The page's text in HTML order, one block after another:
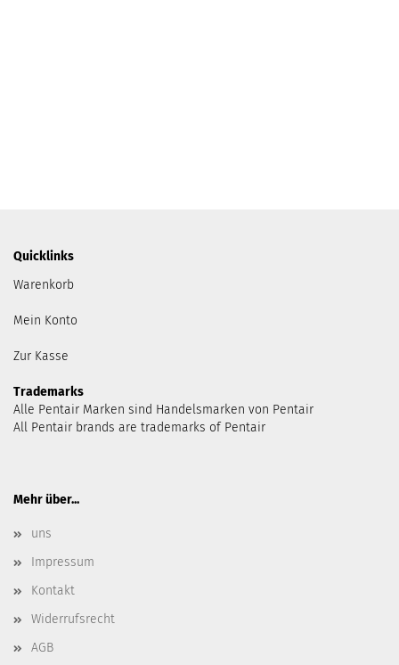
Quicklinks
Warenkorb
Mein Konto
Zur Kasse
Trademarks
Alle Pentair Marken sind Handelsmarken von Pentair
All Pentair brands are trademarks of Pentair
Mehr über...
uns
Impressum
Kontakt
Widerrufsrecht
AGB